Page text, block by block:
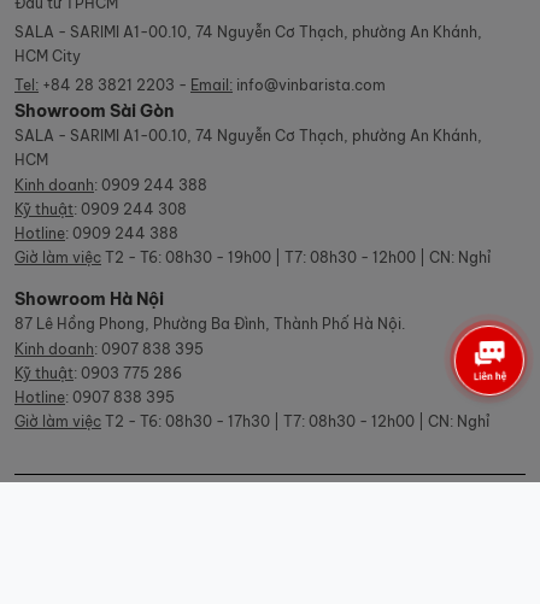
SALA - SARIMI A1-00.10, 74 Nguyễn Cơ Thạch, phường An Khánh,
HCM City
Tel: +84 28 3821 2203 - Email: info@vinbarista.com
Showroom Sài Gòn
SALA - SARIMI A1-00.10, 74 Nguyễn Cơ Thạch, phường An Khánh,
HCM
Kinh doanh: 0909 244 388
Kỹ thuật: 0909 244 308
Hotline: 0909 244 388
Giờ làm việc T2 - T6: 08h30 - 19h00 | T7: 08h30 - 12h00 | CN: Nghỉ
Showroom Hà Nội
87 Lê Hồng Phong, Phường Ba Đình, Thành Phố Hà Nội.
Kinh doanh: 0907 838 395
Kỹ thuật: 0903 775 286
Hotline: 0907 838 395
Giờ làm việc T2 - T6: 08h30 - 17h30 | T7: 08h30 - 12h00 | CN: Nghỉ